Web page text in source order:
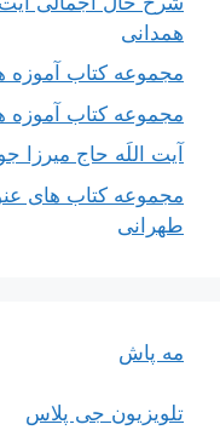
همدانی
مجموعه کتاب آموزه
مجموعه کتاب آموزه
آیت اللَه حاج میرزا
مجموعه کتاب های
طهرانی
مه پاش
تلویزیون جی پلاس